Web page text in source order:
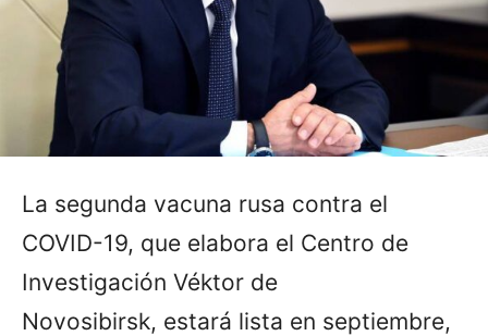
La segunda vacuna rusa contra el
COVID-19, que elabora el Centro de
Investigación Véktor de
Novosibirsk, estará lista en septiembre,